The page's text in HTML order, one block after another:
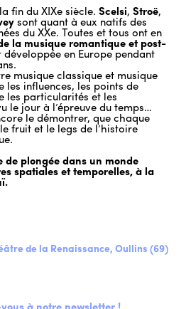
fin du XIXe siècle. Scelsi, Stroë,
sont quant à eux natifs des
du XXe. Toutes et tous ont en
la musique romantique et post-
développée en Europe pendant
musique classique et musique
les influences, les points de
les particularités et les
le jour à l’épreuve du temps…
le démontrer, que chaque
fruit et le legs de l’histoire
de plongée dans un monde
spatiales et temporelles, à la
de la Renaissance, Oullins (69)